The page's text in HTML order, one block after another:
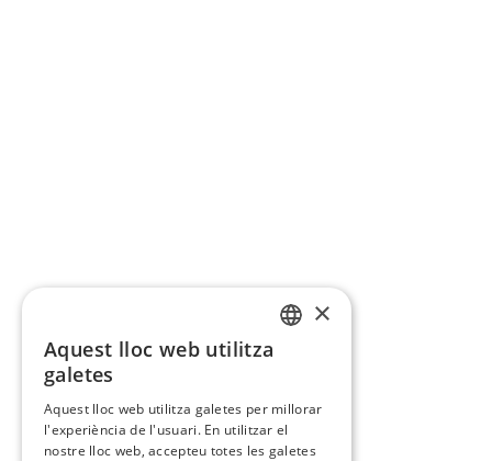
×
Aquest lloc web utilitza
galetes
Aquest lloc web utilitza galetes per millorar
l'experiència de l'usuari. En utilitzar el
nostre lloc web, accepteu totes les galetes